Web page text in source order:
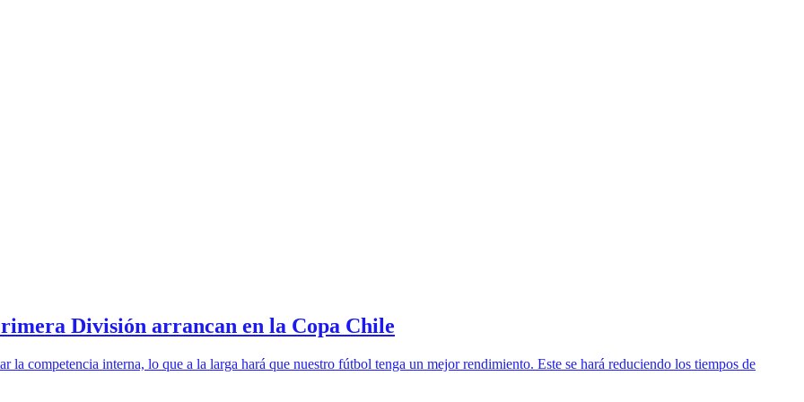
División arrancan en la Copa Chile
competencia interna, lo que a la larga hará que nuestro fútbol tenga un mejor rendimiento. Este se hará reduciendo los tiempos de